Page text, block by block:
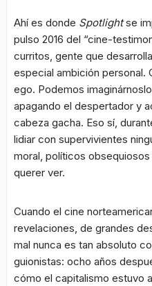
Ahí es donde Spotlightse
pulso 2016 del “cine-
curritos, gente que
especial ambición personal.
ego. Podemos
apagando el despertador y
cabeza gacha. Eso sí,
lidiar con supervivientes
moral, políticos
querer ver.
Cuando el cine
revelaciones, de grandes
mal nunca es tan absoluto
guionistas: ocho años
cómo el capitalismo estuvo